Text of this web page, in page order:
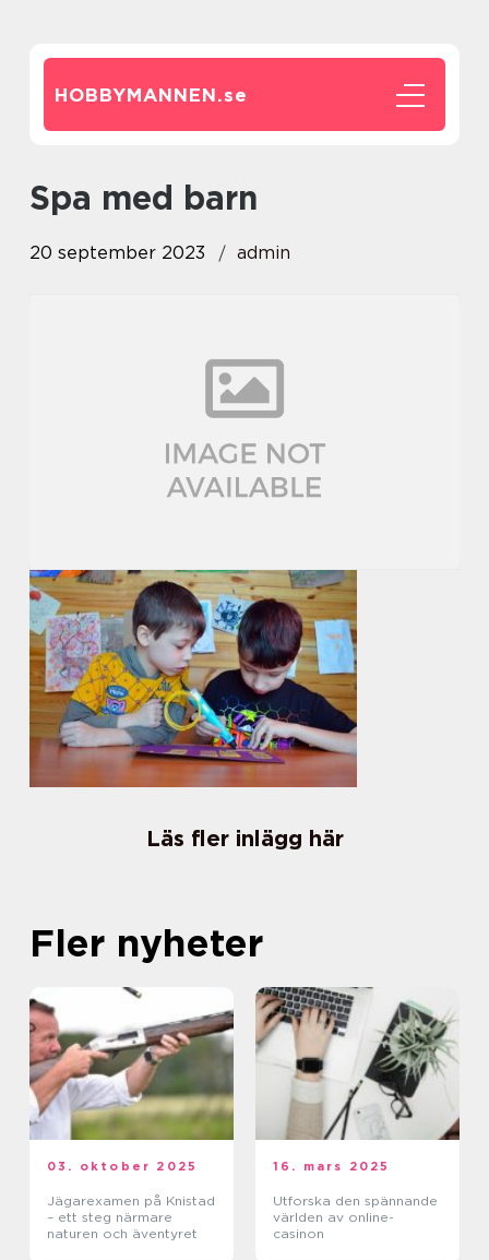
HOBBYMANNEN.se
spa med barn
20 september 2023 admin
Läs fler inlägg här
Fler nyheter
03. oktober 2025
Jägarexamen på Knistad
– ett steg närmare
naturen och äventyret
16. mars 2025
Utforska den spännande
världen av online-
casinon